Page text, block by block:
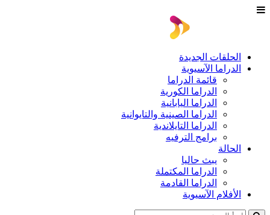
الحلقات الجديدة
الدراما الآسيوية
قائمة الدراما
الدراما الكورية
الدراما اليابانية
الدراما الصينية والتايوانية
الدراما التايلاندية
برامج الترفيه
الحالة
يبث حاليا
الدراما المكتملة
الدراما القادمة
الأفلام الآسيوية